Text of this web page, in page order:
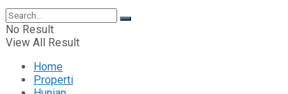
No Result
View All Result
Home
Properti